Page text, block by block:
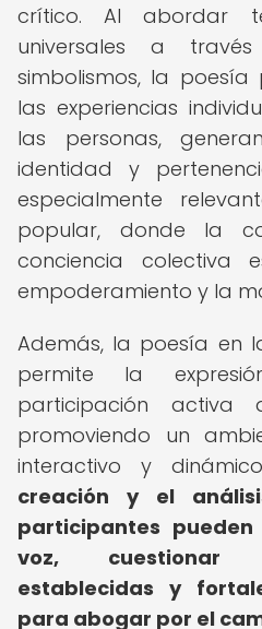
crítico. Al abordar
universales a
simbolismos, la
las experiencias
las personas,
identidad y
especialmente
popular, donde la
conciencia colectiva
empoderamiento y la
Además, la poesía en
permite la
participación activa
promoviendo un
interactivo y
creación y el
participantes
voz, cuestionar
establecidas y
para abogar por el